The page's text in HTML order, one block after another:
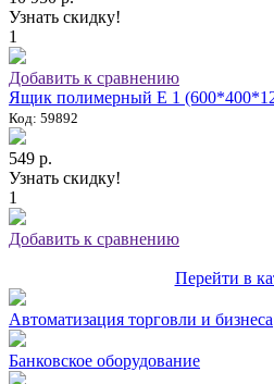
Узнать скидку!
1
Добавить к сравнению
Ящик полимерный E 1
Код: 59892
549 р.
Узнать скидку!
1
Добавить к сравнению
Перейти в
Автоматизация торговли и бизнеса
Банковское оборудование